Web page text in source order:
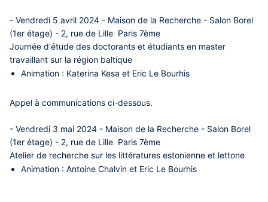
- Vendredi 5 avril 2024 - Maison de la Recherche - Salon Borel
(1er étage) - 2, rue de Lille Paris 7ème
Journée d'étude des doctorants et étudiants en master
travaillant sur la région baltique
Animation : Katerina Kesa et Eric Le Bourhis
Appel à communications ci-dessous.
- Vendredi 3 mai 2024 - Maison de la Recherche - Salon Borel
(1er étage) - 2, rue de Lille Paris 7ème
Atelier de recherche sur les littératures estonienne et lettone
Animation :Antoine Chalvin et Eric Le Bourhis